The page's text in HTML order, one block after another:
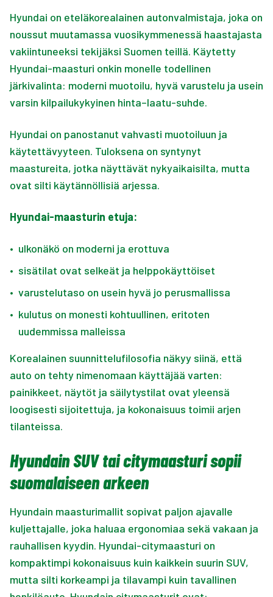
Hyundai on eteläkorealainen autonvalmistaja, joka on
noussut muutamassa vuosikymmenessä haastajasta
vakiintuneeksi tekijäksi Suomen teillä. Käytetty
Hyundai-maasturi onkin monelle todellinen
järkivalinta: moderni muotoilu, hyvä varustelu ja usein
varsin kilpailukykyinen hinta–laatu-suhde.
Hyundai on panostanut vahvasti muotoiluun ja
käytettävyyteen. Tuloksena on syntynyt
maastureita, jotka näyttävät nykyaikaisilta, mutta
ovat silti käytännöllisiä arjessa.
Hyundai-maasturin etuja:
• ulkonäkö on moderni ja erottuva
• sisätilat ovat selkeät ja helppokäyttöiset
• varustelutaso on usein hyvä jo perusmallissa
• kulutus on monesti kohtuullinen, eritoten
uudemmissa malleissa
Korealainen suunnittelufilosofia näkyy siinä, että
auto on tehty nimenomaan käyttäjää varten:
painikkeet, näytöt ja säilytystilat ovat yleensä
loogisesti sijoitettuja, ja kokonaisuus toimii arjen
tilanteissa.
Hyundain SUV tai citymaasturi sopii
suomalaiseen arkeen
Hyundain maasturimallit sopivat paljon ajavalle
kuljettajalle, joka haluaa ergonomiaa sekä vakaan ja
rauhallisen kyydin. Hyundai-citymaasturi on
kompaktimpi kokonaisuus kuin kaikkein suurin SUV,
mutta silti korkeampi ja tilavampi kuin tavallinen